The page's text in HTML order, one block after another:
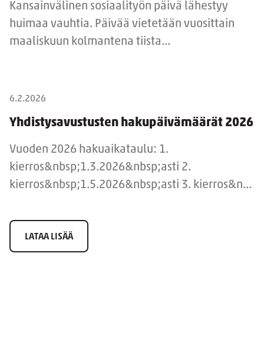
Kansainvälinen sosiaalityön päivä lähestyy
huimaa vauhtia. Päivää vietetään vuosittain
maaliskuun kolmantena tiista...
6.2.2026
Yhdistysavustusten hakupäivämäärät 2026
Vuoden 2026 hakuaikataulu: 1.
kierros&nbsp;1.3.2026&nbsp;asti 2.
kierros&nbsp;1.5.2026&nbsp;asti 3. kierros&n...
LATAA LISÄÄ